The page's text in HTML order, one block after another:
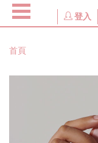
登入
首頁